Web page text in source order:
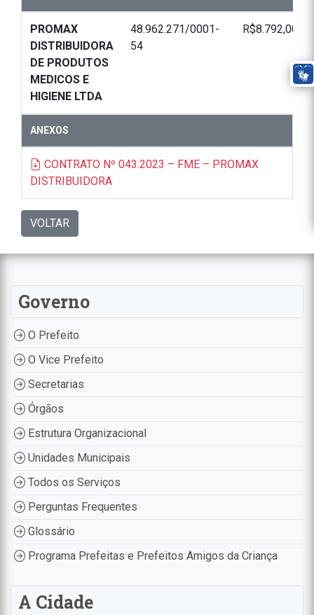
PROMAX
DISTRIBUIDORA
DE PRODUTOS
MEDICOS E
HIGIENE LTDA
48.962.271/0001-
54
R$8.792,00
ANEXOS
CONTRATO Nº 043.2023 – FME – PROMAX
DISTRIBUIDORA
VOLTAR
Governo
O Prefeito
O Vice Prefeito
Secretarias
Órgãos
Estrutura Organizacional
Unidades Municipais
Todos os Serviços
Perguntas Frequentes
Glossário
Programa Prefeitas e Prefeitos Amigos da Criança
A Cidade